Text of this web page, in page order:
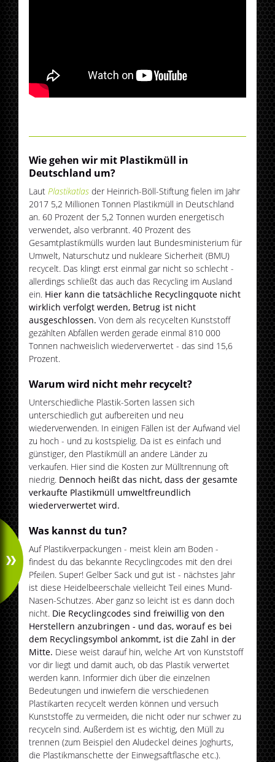
Wie gehen wir mit Plastikmüll in
Deutschland um?
LautPlastikatlas der Heinrich-Böll-Stiftung fielen im Jahr
2017 5,2 Millionen Tonnen Plastikmüll in Deutschland
an. 60 Prozent der 5,2 Tonnen wurden energetisch
verwendet, also verbrannt. 40 Prozent des
Gesamtplastikmülls wurden laut Bundesministerium für
Umwelt, Naturschutz und nukleare Sicherheit (BMU)
recycelt. Das klingt erst einmal gar nicht so schlecht -
allerdings schließt das auch das Recycling im Ausland
ein. Hier kann die tatsächliche Recyclingquote nicht
wirklich verfolgt werden, Betrug ist nicht
ausgeschlossen. Von dem als recycelten Kunststoff
gezählten Abfällen werden gerade einmal 810 000
Tonnen nachweislich wiederverwertet - das sind 15,6
Prozent.
Warum wird nicht mehr recycelt?
Unterschiedliche Plastik-Sorten lassen sich
unterschiedlich gut aufbereiten und neu
wiederverwenden. In einigen Fällen ist der Aufwand viel
zu hoch - und zu kostspielig. Da ist es einfach und
günstiger, den Plastikmüll an andere Länder zu
verkaufen. Hier sind die Kosten zur Mülltrennung oft
niedrig. Dennoch heißt das nicht, dass der gesamte
verkaufte Plastikmüll umweltfreundlich
wiederverwertet wird.
Was kannst du tun?
Auf Plastikverpackungen - meist klein am Boden -
findest du das bekannte Recyclingcodes mit den drei
Pfeilen. Super! Gelber Sack und gut ist - nächstes Jahr
ist diese Heidelbeerschale vielleicht Teil eines Mund-
Nasen-Schutzes. Aber ganz so leicht ist es dann doch
nicht. Die Recyclingcodes sind freiwillig von den
Herstellern anzubringen - und das, worauf es bei
dem Recyclingsymbol ankommt, ist die Zahl in der
Mitte. Diese weist darauf hin, welche Art von Kunststoff
vor dir liegt und damit auch, ob das Plastik verwertet
werden kann. Informier dich über die einzelnen
Bedeutungen und inwiefern die verschiedenen
Plastikarten recycelt werden können und versuch
Kunststoffe zu vermeiden, die nicht oder nur schwer zu
recyceln sind. Außerdem ist es wichtig, den Müll zu
trennen (zum Beispiel den Aludeckel deines Joghurts,
die Plastikmanschette der Einwegsaftflasche etc.).